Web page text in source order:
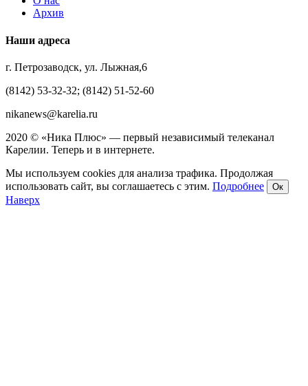
Архив
Наши адреса
г. Петрозаводск, ул. Лыжная,6
(8142) 53-32-32; (8142) 51-52-60
nikanews@karelia.ru
2020 © «Ника Плюс» — первый независимый телеканал
Карелии. Теперь и в интернете.
Мы используем cookies для анализа трафика. Продолжая
использовать сайт, вы соглашаетесь с этим. Подробнее Ок
Наверх